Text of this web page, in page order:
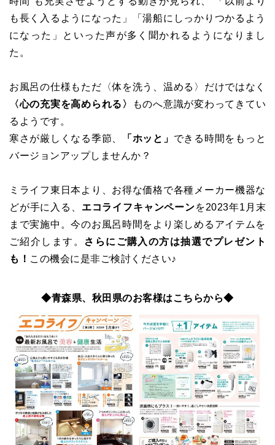
も長く入るようになった」「湯船にしっかりつかるよう
になった」といった声が多く聞かれるようになりまし
た。
お風呂の仕様もただ〈体を洗う、温める〉だけではなく
〈心の充実を高められる〉
ものへ意識が変わってきてい
るようです。
寒さが厳しくなる季節、
「ホッと」 できる時間をもっと
バージョンアップしませんか？
ミライフ東日本より、お得な価格で各種メーカー機器な
どが手に入る、 エコライフキャンペーンを2023年1月末
まで実施中。今のお風呂時間をより楽しめるアイテムを
ご紹介します。
さらにご購入の方は抽選でプレゼント
も！ この機会に是非ご検討ください♪
◆青森県、秋田県のお客様はこちらから◆